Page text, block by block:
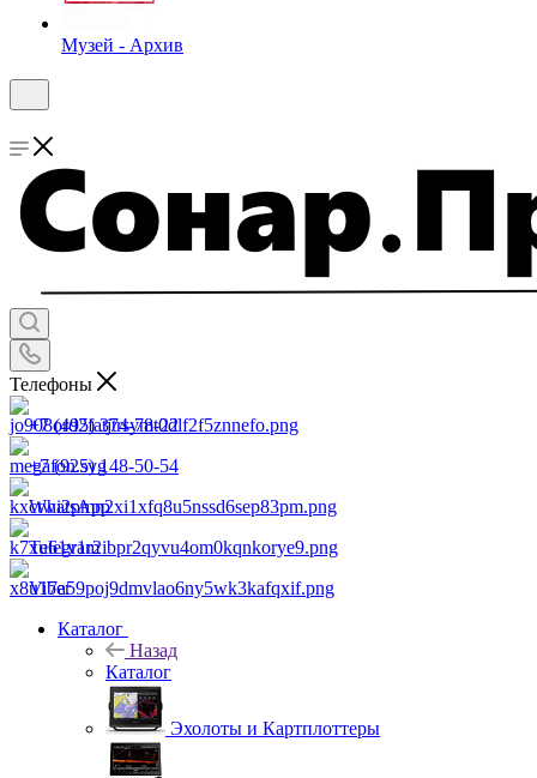
Музей - Архив
Телефоны
+7 (495) 374-78-22
+7 (925) 148-50-54
WhatsApp
Telegram
Viber
Каталог
Назад
Каталог
Эхолоты и Картплоттеры